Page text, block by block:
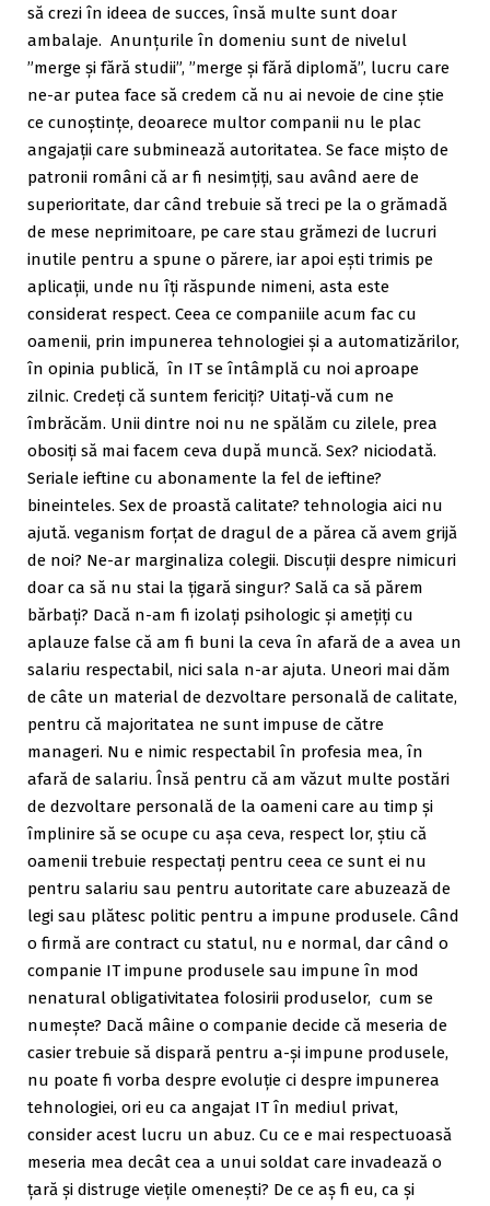
să crezi în ideea de succes, însă multe sunt doar
ambalaje. Anunțurile în domeniu sunt de nivelul
”merge și fără studii”, ”merge și fără diplomă”, lucru care
ne-ar putea face să credem că nu ai nevoie de cine știe
ce cunoștințe, deoarece multor companii nu le plac
angajații care subminează autoritatea. Se face mișto de
patronii români că ar fi nesimțiți, sau având aere de
superioritate, dar când trebuie să treci pe la o grămadă
de mese neprimitoare, pe care stau grămezi de lucruri
inutile pentru a spune o părere, iar apoi ești trimis pe
aplicații, unde nu îți răspunde nimeni, asta este
considerat respect. Ceea ce companiile acum fac cu
oamenii, prin impunerea tehnologiei și a automatizărilor,
în opinia publică, în IT se întâmplă cu noi aproape
zilnic. Credeți că suntem fericiți? Uitați-vă cum ne
îmbrăcăm. Unii dintre noi nu ne spălăm cu zilele, prea
obosiți să mai facem ceva după muncă. Sex? niciodată.
Seriale ieftine cu abonamente la fel de ieftine?
bineinteles. Sex de proastă calitate? tehnologia aici nu
ajută. veganism forțat de dragul de a părea că avem grijă
de noi? Ne-ar marginaliza colegii. Discuții despre nimicuri
doar ca să nu stai la țigară singur? Sală ca să părem
bărbați? Dacă n-am fi izolați psihologic și amețiți cu
aplauze false că am fi buni la ceva în afară de a avea un
salariu respectabil, nici sala n-ar ajuta. Uneori mai dăm
de câte un material de dezvoltare personală de calitate,
pentru că majoritatea ne sunt impuse de către
manageri. Nu e nimic respectabil în profesia mea, în
afară de salariu. Însă pentru că am văzut multe postări
de dezvoltare personală de la oameni care au timp și
împlinire să se ocupe cu așa ceva, respect lor, știu că
oamenii trebuie respectați pentru ceea ce sunt ei nu
pentru salariu sau pentru autoritate care abuzează de
legi sau plătesc politic pentru a impune produsele. Când
o firmă are contract cu statul, nu e normal, dar când o
companie IT impune produsele sau impune în mod
nenatural obligativitatea folosirii produselor, cum se
numește? Dacă mâine o companie decide că meseria de
casier trebuie să dispară pentru a-și impune produsele,
nu poate fi vorba despre evoluție ci despre impunerea
tehnologiei, ori eu ca angajat IT în mediul privat,
consider acest lucru un abuz. Cu ce e mai respectuoasă
meseria mea decât cea a unui soldat care invadează o
țară și distruge viețile omenești? De ce aș fi eu, ca și